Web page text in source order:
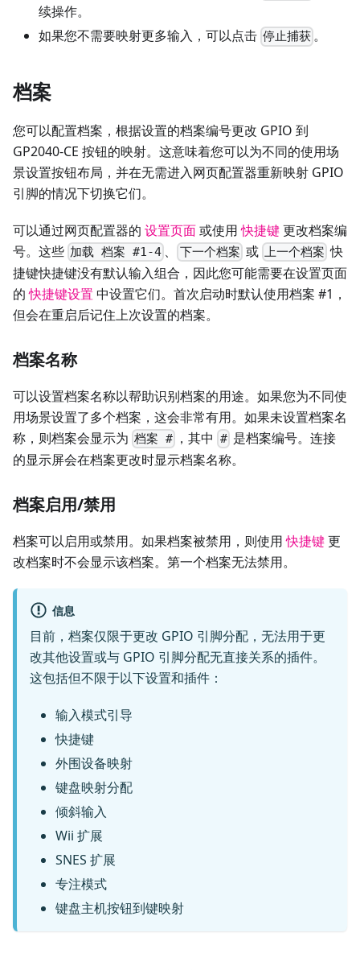
续操作。
如果您不需要映射更多输入，可以点击 停止捕获 。
档案
您可以配置档案，根据设置的档案编号更改 GPIO 到
GP2040-CE 按钮的映射。这意味着您可以为不同的使用场
景设置按钮布局，并在无需进入网页配置器重新映射 GPIO
引脚的情况下切换它们。
可以通过网页配置器的 设置页面或使用快捷键更改档案编
号。这些 加载 档案 #1-4 、 下一个档案 或 上一个档案 快
捷键快捷键没有默认输入组合，因此您可能需要在设置页面
的快捷键设置 中设置它们。首次启动时默认使用档案 #1，
但会在重启后记住上次设置的档案。
档案名称
可以设置档案名称以帮助识别档案的用途。如果您为不同使
用场景设置了多个档案，这会非常有用。如果未设置档案名
称，则档案会显示为 档案 # ，其中 #是档案编号。连接
的显示屏会在档案更改时显示档案名称。
档案启用/禁用
档案可以启用或禁用。如果档案被禁用，则使用快捷键更
改档案时不会显示该档案。第一个档案无法禁用。
信息
目前，档案仅限于更改 GPIO 引脚分配，无法用于更
改其他设置或与 GPIO 引脚分配无直接关系的插件。
这包括但不限于以下设置和插件：
输入模式引导
快捷键
外围设备映射
键盘映射分配
倾斜输入
Wii 扩展
SNES 扩展
专注模式
键盘主机按钮到键映射